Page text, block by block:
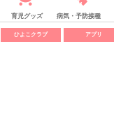
育児グッズ 病気・予防接種
ひよこクラブ アプリ